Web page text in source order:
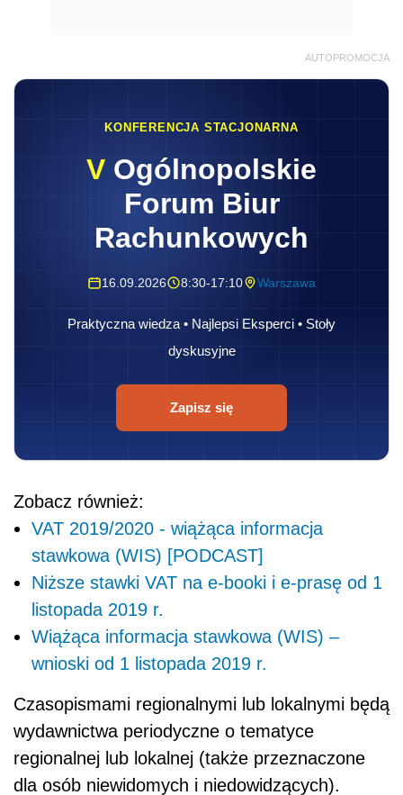
AUTOPROMOCJA
KONFERENCJA STACJONARNA
V Ogólnopolskie
Forum Biur
Rachunkowych
16.09.2026 8:30-17:10 Warszawa
Praktyczna wiedza • Najlepsi Eksperci • Stoły
dyskusyjne
Zapisz się
Zobacz również:
VAT 2019/2020 - wiążąca informacja
stawkowa (WIS) [PODCAST]
Niższe stawki VAT na e-booki i e-prasę od 1
listopada 2019 r.
Wiążąca informacja stawkowa (WIS) –
wnioski od 1 listopada 2019 r.
Czasopismami regionalnymi lub lokalnymi będą
wydawnictwa periodyczne o tematyce
regionalnej lub lokalnej (także przeznaczone
dla osób niewidomych i niedowidzących).